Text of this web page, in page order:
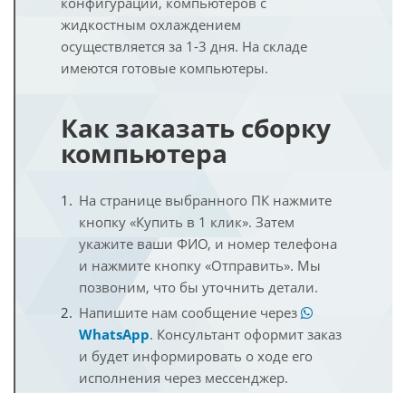
жидкостным охлаждением
осуществляется за 1-3 дня. На складе
имеются готовые компьютеры.
Как заказать сборку
компьютера
На странице выбранного ПК нажмите
кнопку «Купить в 1 клик». Затем
укажите ваши ФИО, и номер телефона
и нажмите кнопку «Отправить». Мы
позвоним, что бы уточнить детали.
Напишите нам сообщение через
WhatsApp. Консультант оформит заказ
и будет информировать о ходе его
исполнения через мессенджер.